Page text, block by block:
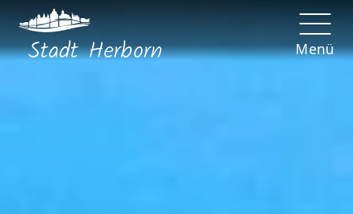
StadtHerborn Menü